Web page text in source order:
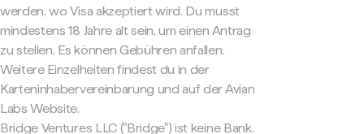
werden, wo Visa akzeptiert wird. Du musst
mindestens 18 Jahre alt sein, um einen Antrag
zu stellen. Es können Gebühren anfallen.
Weitere Einzelheiten findest du in der
Karteninhabervereinbarung und auf der Avian
Labs Website.
Bridge Ventures LLC ("Bridge") ist keine Bank.